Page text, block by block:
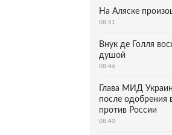
На Аляске
08:51
Внук де Голля
душой
08:46
Глава МИД
после
против России
08:40